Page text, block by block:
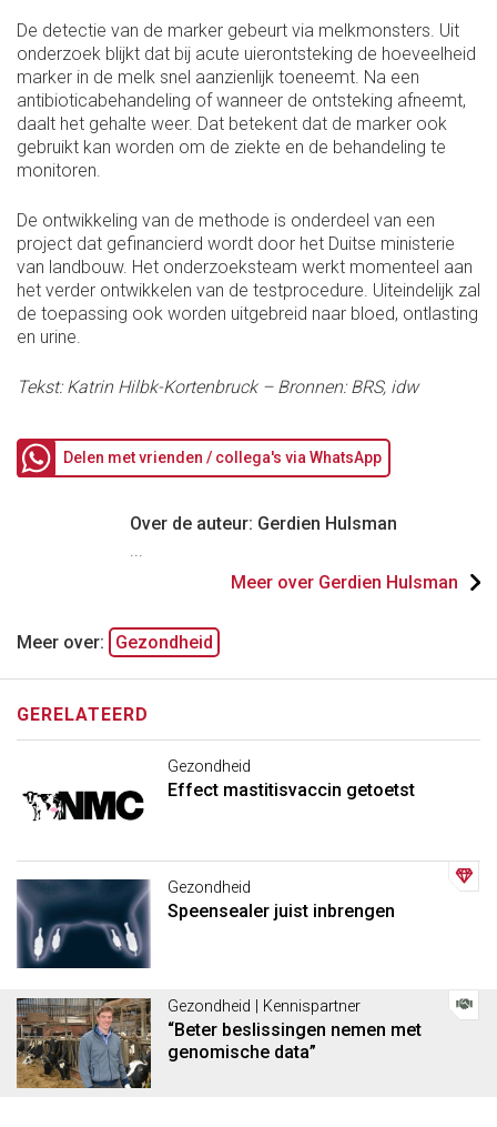
De detectie van de marker gebeurt via melkmonsters. Uit
onderzoek blijkt dat bij acute uierontsteking de hoeveelheid
marker in de melk snel aanzienlijk toeneemt. Na een
antibioticabehandeling of wanneer de ontsteking afneemt,
daalt het gehalte weer. Dat betekent dat de marker ook
gebruikt kan worden om de ziekte en de behandeling te
monitoren.
De ontwikkeling van de methode is onderdeel van een
project dat gefinancierd wordt door het Duitse ministerie
van landbouw. Het onderzoeksteam werkt momenteel aan
het verder ontwikkelen van de testprocedure. Uiteindelijk zal
de toepassing ook worden uitgebreid naar bloed, ontlasting
en urine.
Tekst: Katrin Hilbk-Kortenbruck – Bronnen: BRS, idw
Delen met vrienden / collega's via WhatsApp
Over de auteur: Gerdien Hulsman
...
Meer over Gerdien Hulsman
Meer over: Gezondheid
GERELATEERD
Gezondheid
Effect mastitisvaccin getoetst
Gezondheid
Speensealer juist inbrengen
Gezondheid | Kennispartner
“Beter beslissingen nemen met
genomische data”